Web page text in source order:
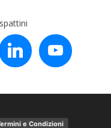
linkedin youtube
e Condizioni